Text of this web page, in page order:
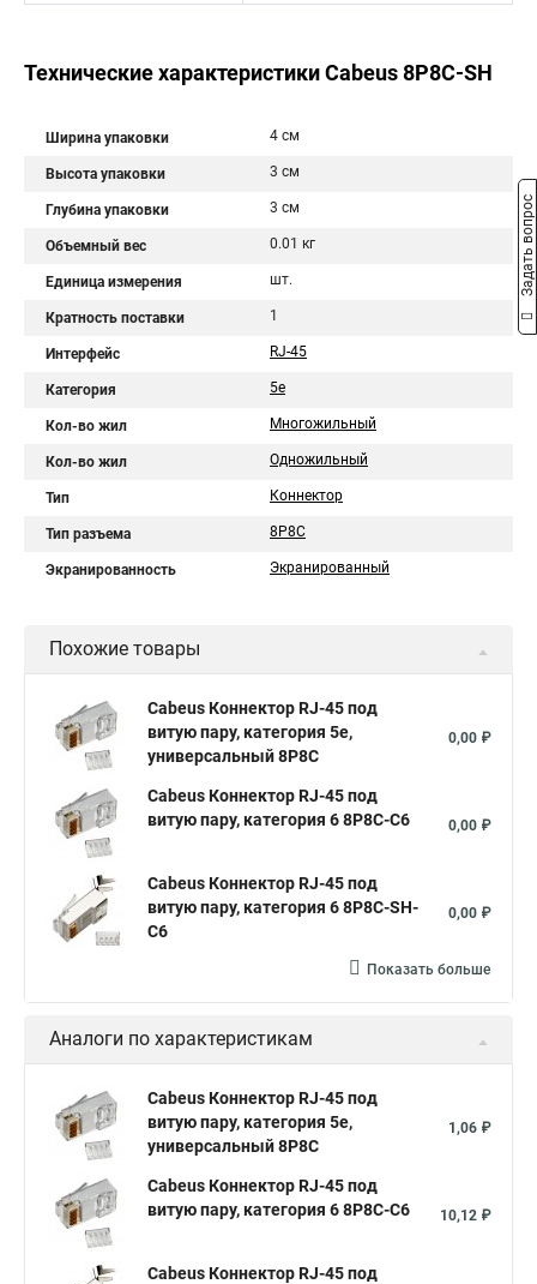
Технические характеристики Cabeus 8P8C-SH
Ширина упаковки 4 см
Высота упаковки 3 см
Глубина упаковки 3 см
Объемный вес 0.01 кг
Единица измерения шт.
Кратность поставки 1
Интерфейс RJ-45
Категория 5e
Кол-во жил Многожильный
Кол-во жил Одножильный
Тип Коннектор
Тип разъема 8P8C
Экранированность Экранированный
Похожие товары
Cabeus Коннектор RJ-45 под
витую пару, категория 5e,
универсальный 8P8C
0,00 ₽
Cabeus Коннектор RJ-45 под
витую пару, категория 6 8P8C-C6
0,00 ₽
Cabeus Коннектор RJ-45 под
витую пару, категория 6 8P8C-SH-
C6
0,00 ₽
Показать больше
Аналоги по характеристикам
Cabeus Коннектор RJ-45 под
витую пару, категория 5e,
универсальный 8P8C
1,06 ₽
Cabeus Коннектор RJ-45 под
витую пару, категория 6 8P8C-C6
10,12 ₽
Cabeus Коннектор RJ-45 под
Задать вопрос